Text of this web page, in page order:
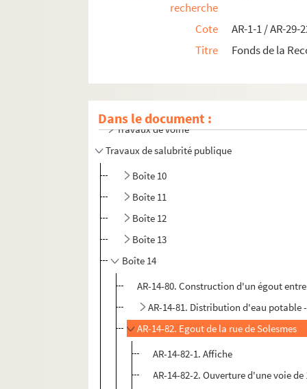
recherche
Cote
AR-1-1 / AR-29-
Titre
Fonds de la
Dans le document :
Travaux de voirie
Travaux de salubrité publique
Boîte 10
Boîte 11
Boîte 12
Boîte 13
Boîte 14
AR-14-80. Construction d'un égout
AR-14-81. Distribution d'eau
AR-14-82. Egout de la rue de Solesmes
AR-14-82-1. Affiche
AR-14-82-2. Ouverture d'une voie